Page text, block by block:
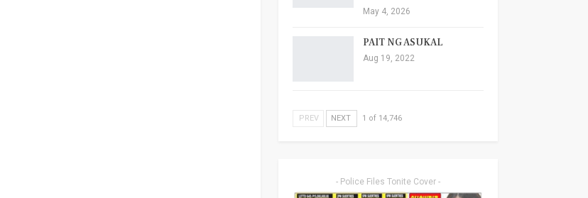
May 4, 2026
PAIT NG ASUKAL
Aug 19, 2022
PREV NEXT 1 of 14,746
- Police Files Tonite Cover -